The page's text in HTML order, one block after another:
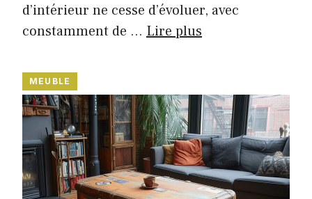
d’intérieur ne cesse d’évoluer, avec
constamment de … Lire plus
MEUBLE